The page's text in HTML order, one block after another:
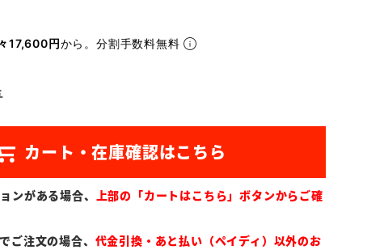
17,600円から。分割手数料無料
ンがある場合、
上部の「カートはこちら」ボタンからご確
ご注文の場合、 代金引換・あと払い（ペイディ）以外のお